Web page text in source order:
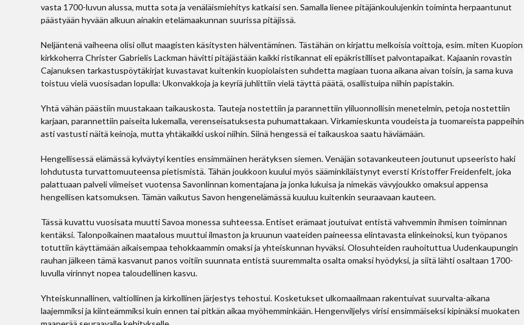
vasta 1700-luvun alussa, mutta sota ja venäläismiehitys katkaisi sen. Samalla lienee pitäjänkoulujenkin toiminta herpaantunut
päästyään hyvään alkuun ainakin etelämaakunnan suurissa pitäjissä.
Neljäntenä vaiheena olisi ollut maagisten käsitysten hälventäminen. Tästähän on kirjattu melkoisia voittoja, esim. miten Kuopion
kirkkoherra Christer Gabrielis Lackman hävitti pitäjästään kaikki ristikannat eli epäkristilliset palvontapaikat. Kajaanin rovastin
Cajanuksen tarkastuspöytäkirjat kuvastavat kuitenkin kuopiolaisten suhdetta magiaan tuona aikana aivan toisin, ja sama kuva
toistuu vielä vuosisadan lopulla: Ukonvakkoja ja keyriä juhlittiin vielä täyttä päätä, osallistuipa niihin papistakin.
Yhtä vähän päästiin muustakaan taikauskosta. Tauteja nostettiin ja parannettiin yliluonnollisin menetelmin, petoja nostettiin
karjaan, parannettiin paiseita lukemalla, verenseisatuksesta puhumattakaan. Virkamieskunta voudeista ja tuomareista pappeihin
asti vastusti näitä keinoja, mutta yhtäkaikki uskoi niihin. Siinä hengessä ei taikauskoa saatu häviämään.
Hengellisessä elämässä kylväytyi kenties ensimmäinen herätyksen siemen. Venäjän sotavankeuteen joutunut upseeristo haki
lohdutusta turvattomuuteensa pietismistä. Tähän joukkoon kuului myös sääminkiläistynyt eversti Kristoffer Freidenfelt, joka
palattuaan palveli viimeiset vuotensa Savonlinnan komentajana ja jonka lukuisa ja nimekäs vävyjoukko omaksui appensa
hengellisen katsomuksen. Tämän vaikutus Savon hengenelämässä kuuluu kuitenkin seuraavaan kauteen.
Tässä kuvattu vuosisata muutti Savoa monessa suhteessa. Entiset erämaat joutuivat entistä vahvemmin ihmisen toiminnan
kentäksi. Talonpoikainen maatalous muuttui ilmaston ja kruunun vaateiden paineessa elintavasta elinkeinoksi, kun työpanos
totuttiin käyttämään aikaisempaa tehokkaammin omaksi ja yhteiskunnan hyväksi. Olosuhteiden rauhoituttua Uudenkaupungin
rauhan jälkeen tämä kasvanut panos voitiin suunnata entistä suuremmalta osalta omaksi hyödyksi, ja siitä lähti osaltaan 1700-
luvulla virinnyt nopea taloudellinen kasvu.
Yhteiskunnallinen, valtiollinen ja kirkollinen järjestys tehostui. Kosketukset ulkomaailmaan rakentuivat suurvalta-aikana
laajemmiksi ja kiinteämmiksi kuin ennen tai pitkän aikaa myöhemminkään. Hengenviljelys virisi ensimmäiseksi kipinäksi muokaten